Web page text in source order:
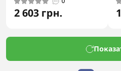
2 603 грн.